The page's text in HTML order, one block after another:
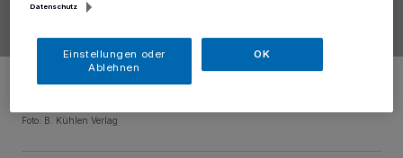
Wird am 4. Dezember im Café Kontor vorgestellt: das Buch „Frauen
und Mönchengladbach“ von der Geschichtswerkstatt
Foto: B. Kühlen Verlag
Datenschutz
Einstellungen oder
Ablehnen
OK